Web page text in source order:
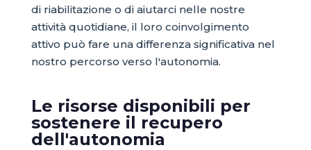
di riabilitazione o di aiutarci nelle nostre
attività quotidiane, il loro coinvolgimento
attivo può fare una differenza significativa nel
nostro percorso verso l'autonomia.
Le risorse disponibili per
sostenere il recupero
dell'autonomia